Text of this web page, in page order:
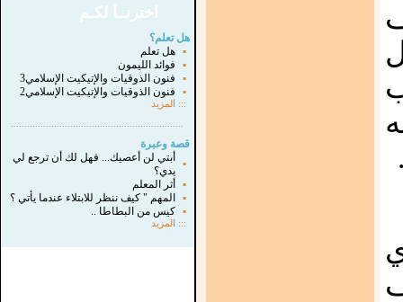
اخترنــا لكـم
هل تعلم؟
▪
هل تعلم
▪
فوائد الليمون
▪
فنون الذوقيات والإتيكيت الإسلامي3
▪
فنون الذوقيات والإتيكيت الإسلامي2
:::
المزيد
قصة وعبرة
▪
أبتي لن أعصيك... فهل لك أن ترجع لي
يدي؟
▪
أثر المعلم
▪
المهم " كيف ننظر للابتلاء عندما يأتي ؟
▪
كيس من البطاطا ..
::: المزيد